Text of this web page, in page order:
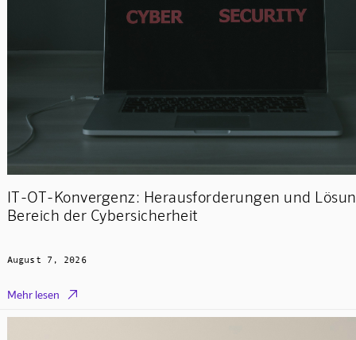
IT-OT-Konvergenz: Herausforderungen und
Bereich der Cybersicherheit
August 7, 2026
Mehr lesen 